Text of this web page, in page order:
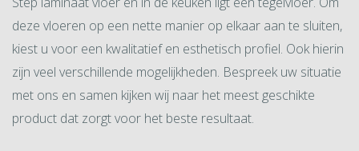
deze vloeren op een nette manier op elkaar aan te sluiten,
kiest u voor een kwalitatief en esthetisch profiel. Ook hierin
zijn veel verschillende mogelijkheden. Bespreek uw situatie
met ons en samen kijken wij naar het meest geschikte
product dat zorgt voor het beste resultaat.